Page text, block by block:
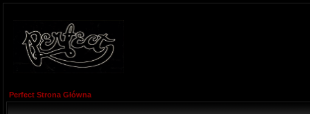
Perfect Strona Główna